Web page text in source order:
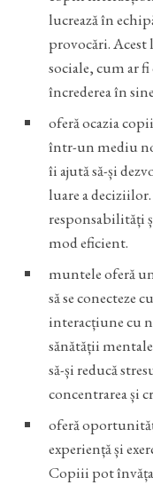
lucrează în
provocări.
sociale, cum ar
încrederea în
oferă ocazia
într-un mediu
îi ajută să-și
luare a
responsabilități
mod eficient.
muntele oferă
să se conecteze
interacțiune cu
sănătății
să-și reducă
concentrarea și
oferă
experiență și
Copiii pot